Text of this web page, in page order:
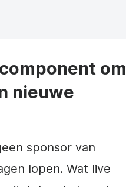
om
nieuwe
sponsor van
lopen. Wat live